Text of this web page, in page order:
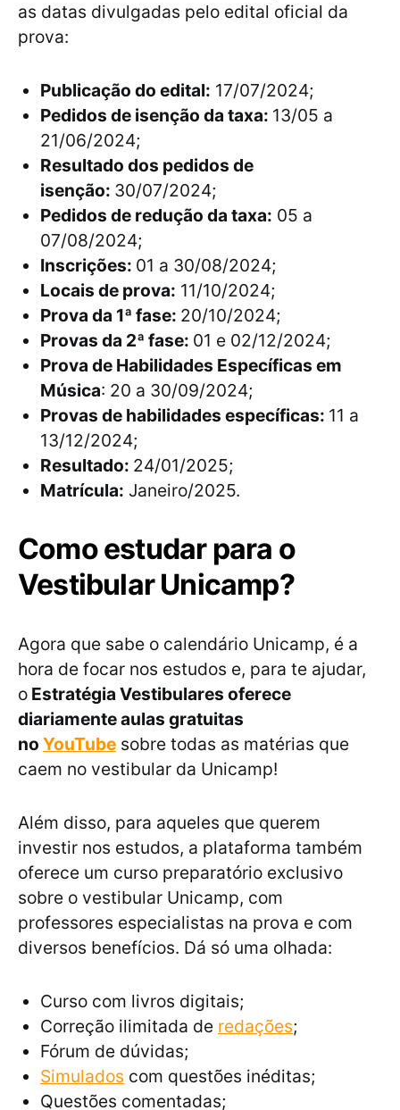
as datas divulgadas pelo edital oficial da
prova:
Publicação do edital: 17/07/2024;
Pedidos de isenção da taxa: 13/05 a
21/06/2024;
Resultado dos pedidos de
isenção: 30/07/2024;
Pedidos de redução da taxa: 05 a
07/08/2024;
Inscrições: 01 a 30/08/2024;
Locais de prova: 11/10/2024;
Prova da 1ª fase: 20/10/2024;
Provas da 2ª fase: 01 e 02/12/2024;
Prova de Habilidades Específicas em
Música: 20 a 30/09/2024;
Provas de habilidades específicas: 11 a
13/12/2024;
Resultado: 24/01/2025;
Matrícula: Janeiro/2025.
Como estudar para o
Vestibular Unicamp?
Agora que sabe o calendário Unicamp, é a
hora de focar nos estudos e, para te ajudar,
o Estratégia Vestibulares oferece
diariamente aulas gratuitas
no YouTube sobre todas as matérias que
caem no vestibular da Unicamp!
Além disso, para aqueles que querem
investir nos estudos, a plataforma também
oferece um curso preparatório exclusivo
sobre o vestibular Unicamp, com
professores especialistas na prova e com
diversos benefícios. Dá só uma olhada:
Curso com livros digitais;
Correção ilimitada de redações;
Fórum de dúvidas;
Simulados com questões inéditas;
Questões comentadas;